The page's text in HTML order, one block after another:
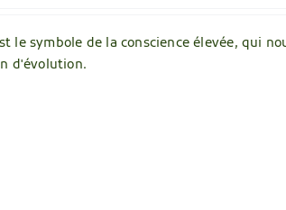
le symbole de la conscience élevée, qui
d'évolution.